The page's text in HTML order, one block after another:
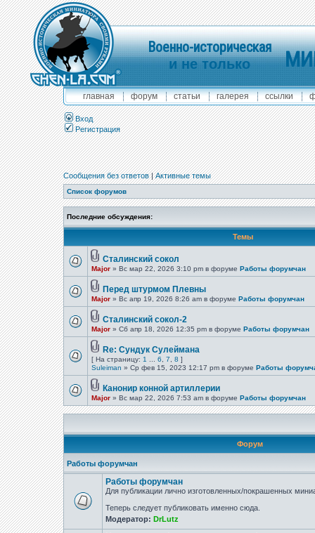
Военно-историческая
и не только
главная форум статьи галерея ссылки
Вход
Регистрация
Сообщения без ответов|Активные темы
Список форумов
Последние обсуждения:
Темы
Сталинский сокол
Major » Вс мар 22, 2026 3:10 pm в форуме Работы форумчан
Перед штурмом Плевны
Major » Вс апр 19, 2026 8:26 am в форуме Работы форумчан
Сталинский сокол-2
Major » Сб апр 18, 2026 12:35 pm в форуме Работы форумчан
Re: Сундук Сулеймана
[ На страницу: 1 6 7 8 ]
Suleiman » Ср фев 15, 2023 12:17 pm в форуме Работы
Канонир конной артиллерии
Major » Вс мар 22, 2026 7:53 am в форуме Работы форумчан
Форум
Работы форумчан
Работы форумчан
Для публикации лично изготовленных/покрашенных
Теперь следует публиковать именно сюда.
Модератор: DrLutz